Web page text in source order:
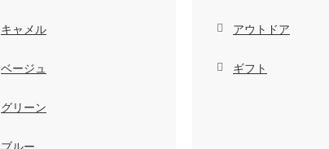
キャメル
ベージュ
グリーン
ブルー
アウトドア
ギフト